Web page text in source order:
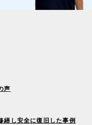
声
繕し安全に復旧した事例